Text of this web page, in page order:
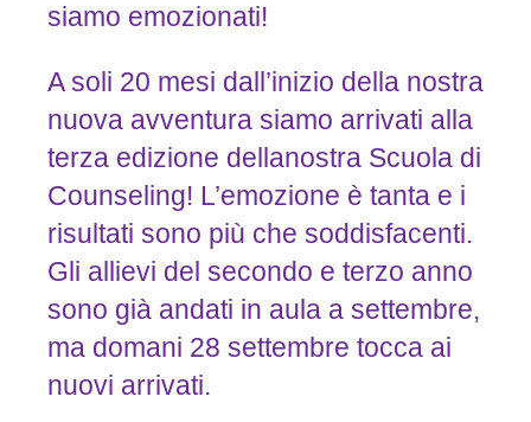
siamo emozionati!
A soli 20 mesi dall’inizio della nostra
nuova avventura siamo arrivati alla
terza edizione dellanostra Scuola di
Counseling! L’emozione è tanta e i
risultati sono più che soddisfacenti.
Gli allievi del secondo e terzo anno
sono già andati in aula a settembre,
ma domani 28 settembre tocca ai
nuovi arrivati.